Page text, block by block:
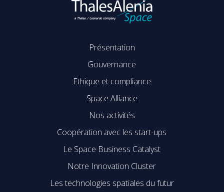
Présentation
Gouvernance
Ethique et compliance
Space Alliance
Nos activités
Coopération avec les start-ups
Le Space Business Catalyst
Notre Innovation Cluster
Les technologies spatiales du futur